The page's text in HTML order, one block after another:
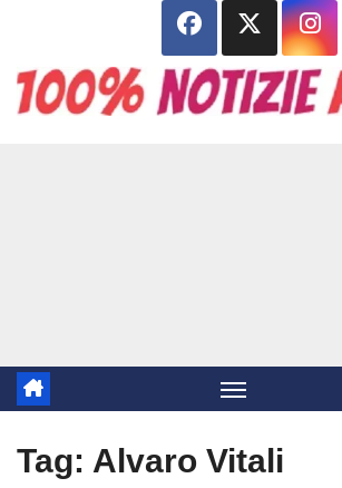
contenuto
Tag: Alvaro Vitali